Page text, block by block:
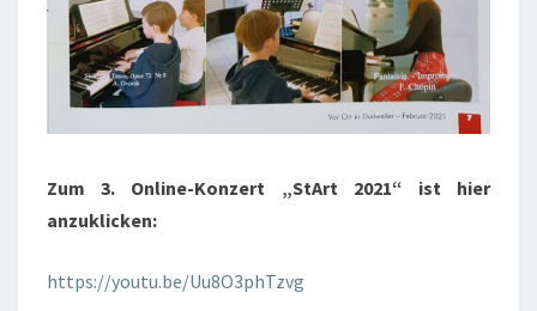
Zum 3. Online-Konzert „StArt 2021“ ist hier
anzuklicken:
https://youtu.be/Uu8O3phTzvg